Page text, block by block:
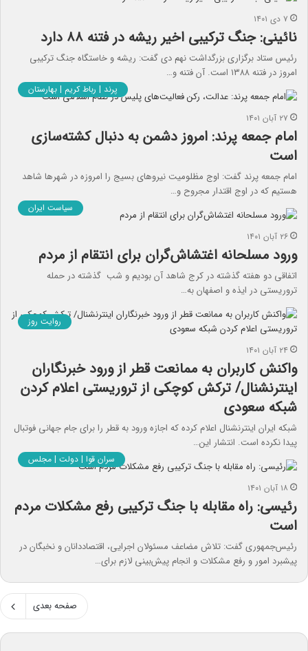
۷ دی ۱۴۰۱
نائینی: جنگ ترکیبی اخیر ریشه در فتنه ۸۸ دارد
رئیس ستاد برگزاری بزرگداشت نهم دی گفت: ریشه و خاستگاه جنگ ترکیبی
امروز در فتنه ۱۳۸۸ است. آن فتنه و…
پرند | رباط کریم | بهارستان
۲۷ آبان ۱۴۰۱
امام جمعه پرند: امروز دشمن به دنبال کشته‌سازی
است
امام جمعه پرند گفت: اوج مظلومیت نیروهای بسیج را امروزه در شهرها شاهد
هستیم که در اوج اقتدار مجروح و…
سیاست ایران
۲۶ آبان ۱۴۰۱
ورود مسلحانه اغتشاش‌گران برای انتقام از مردم
اتفاقی دو هفته گذشته در کرج شاهد آن بودیم و شب گذشته در حمله
تروریستی در ایذه و اصفهان به…
روایت روز
۲۴ آبان ۱۴۰۱
واکنش کاربران به ممانعت قطر از ورود خبرنگاران
اینترنشنال/ ترکش کوچکی از تروریستی اعلام کردن
شبکه سعودی
شبکه ایران اینترنشنال اعلام کرده که اجازه ورود به قطر را برای جام جهانی فوتبال
پیدا نکرده است. انتشار این…
سران قوا | دولت | مجلس
۱۸ آبان ۱۴۰۱
رئیسی: راه مقابله با جنگ ترکیبی رفع مشکلات مردم
است
رئیس‌جمهوری گفت: تلاش مضاعف مسئولان اجرایی، اقتصاددانان و نخبگان در
پیشبرد امور و رفع مشکلات و انجام پیش‌بینی لازم برای…
صفحه بعدی